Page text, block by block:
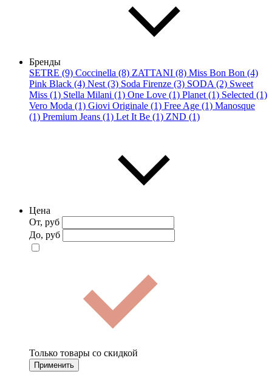
Бренды
SETRE (9) Coccinella (8) ZATTANI (8) Miss Bon Bon (4)
Pink Black (4) Nest (3) Soda Firenze (3) SODA (2) Sweet
Miss (1) Stella Milani (1) One Love (1) Planet (1) Selected (1)
Vero Moda (1) Giovi Originale (1) Free Age (1) Manosque
(1) Premium Jeans (1) Let It Be (1) ZND (1)
Цена
От, руб
До, руб
Только товары со скидкой
Применить